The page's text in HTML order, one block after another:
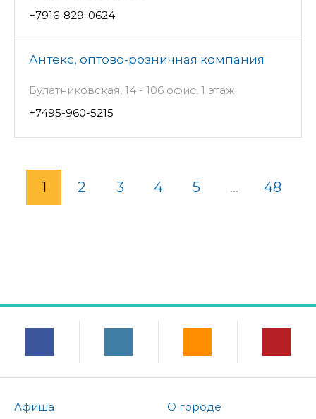
+7916-829-0624
Антекс, оптово-розничная компания
Булатниковская, 14 - 106 офис, 1 этаж
+7495-960-5215
1 2 3 4 5 ... 48
Афиша
О городе